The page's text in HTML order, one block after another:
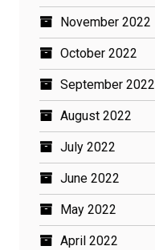
November 2022
October 2022
September 2022
August 2022
July 2022
June 2022
May 2022
April 2022